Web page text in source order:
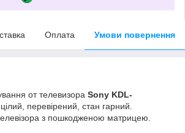
Оплата Умови повернення
от телевизора Sony KDL-
перевірений, стан гарний.
з пошкодженою матрицею.